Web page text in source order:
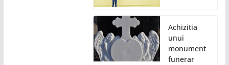
Achizitia
unui
monument
funerar